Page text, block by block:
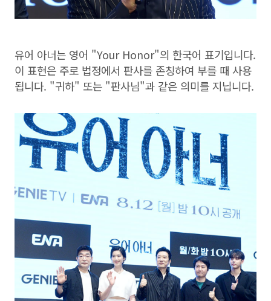
유어 아너는 영어 "Your Honor"의 한국어 표기입니다.
이 표현은 주로 법정에서 판사를 존칭하여 부를 때 사용
됩니다. "귀하" 또는 "판사님"과 같은 의미를 지닙니다.